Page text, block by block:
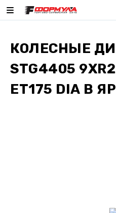
КОЛЕСНЫЕ
STG4405
ET175 DIA В